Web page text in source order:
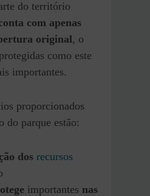
do território
com apenas
original, o
como este
importantes.
proporcionados
do parque estão:
dos recursos
importantes nas